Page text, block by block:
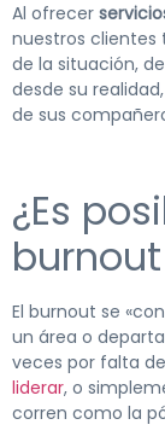
Al ofrecer
nuestros clientes
de la situación,
desde su
de sus
¿Es
El burnout se
un área o
veces por falta
liderar, o
corren como la